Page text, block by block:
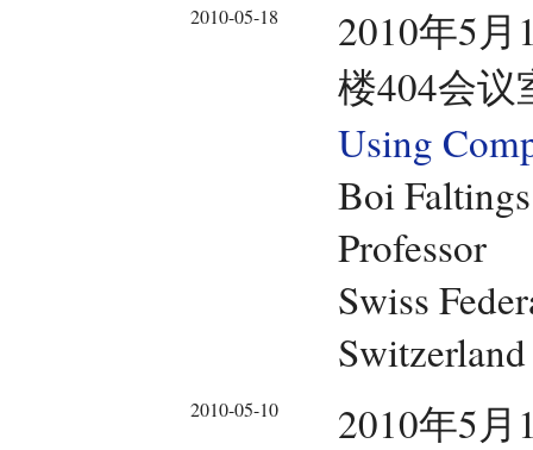
2010-05-18
2010年5
楼404会议
Using
Boi Faltings
Professor
Swiss
Switzerland
2010-05-10
2010年5